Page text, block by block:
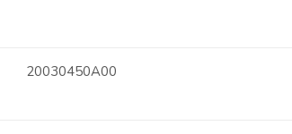
20030450A00